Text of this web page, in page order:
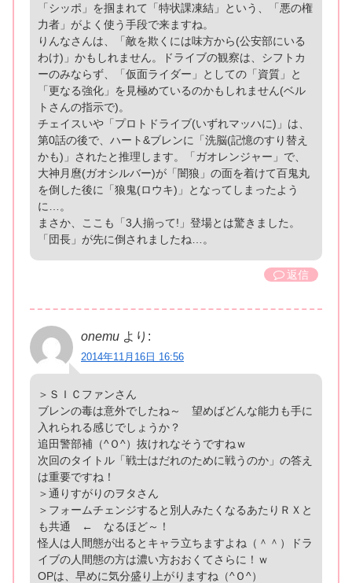
「シッポ」を掴まれて「特状課凍結」という、「悪の権
力者」がよく使う手段で来ますね。
りんなさんは、「敵を欺くには味方から(公安部にいる
わけ)」かもしれません。ドライブの観察は、シフトカ
ーのみならず、「仮面ライダー」としての「資質」と
「更なる強化」を見極めているのかもしれません(ベル
トさんの指示で)。
チェイスいや「プロトドライブ(いずれマッハに)」は、
第0話の後で、ハート&ブレンに「洗脳(記憶のすり替え
かも)」されたと推理します。「ガオレンジャー」で、
大神月麿(ガオシルバー)が「闇狼」の面を着けて百鬼丸
を倒した後に「狼鬼(ロウキ)」となってしまったよう
に…。
まさか、ここも「3人揃って!」登場とは驚きました。
「団長」が先に倒されましたね…。
返信
onemu より:
2014年11月16日 16:56
＞ＳＩＣファンさん
ブレンの毒は意外でしたね～ 望めばどんな能力も手に
入れられる感じでしょうか？
追田警部補（^Ｏ^）抜けれなそうですねｗ
次回のタイトル「戦士はだれのために戦うのか」の答え
は重要ですね！
＞通りすがりのヲタさん
＞フォームチェンジすると別人みたくなるあたりＲＸと
も共通 ← なるほど～！
怪人は人間態が出るとキャラ立ちますよね（＾＾）ドラ
イブの人間態の方は濃い方おおくてさらに！ｗ
OPは、早めに気分盛り上がりますね（^Ｏ^）